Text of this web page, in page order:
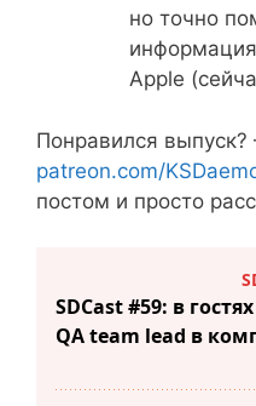
но точно
Apple
Понравился
patreon.com/
постом и просто